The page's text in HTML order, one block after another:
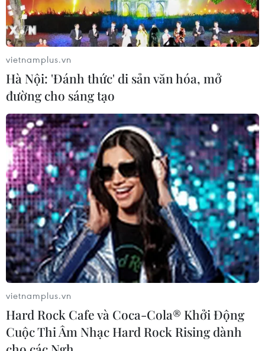
Theo dõi VietnamPlus
TIN CÙNG CHUYÊN MỤC
WHO ghi nhận tín hiệu tích cực từ
thử nghiệm điều trị Ebola tại Congo
Báo động xu hướng gia tăng người
vietnamplus.vn
Hà Nội: 'Đánh thức' di sản văn hóa, mở
đường cho sáng tạo
vietnamplus.vn
Hard Rock Cafe và Coca-Cola® Khởi Động
Cuộc Thi Âm Nhạc Hard Rock Rising dành